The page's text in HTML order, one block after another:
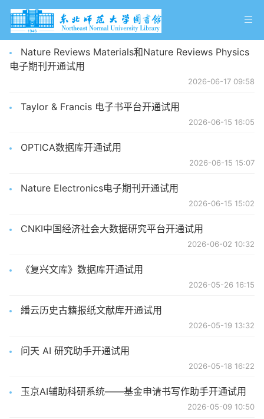
Nature Reviews Materials和Nature Reviews Physics
电子期刊开通试用
2026-06-17 09:58
Taylor & Francis 电子书平台开通试用
2026-06-15 16:05
OPTICA数据库开通试用
2026-06-15 15:07
Nature Electronics电子期刊开通试用
2026-06-15 15:02
CNKI中国经济社会大数据研究平台开通试用
2026-06-02 10:32
《复兴文库》数据库开通试用
2026-05-26 16:15
繙云历史古籍报纸文献库开通试用
2026-05-19 13:32
问天 AI 研究助手开通试用
2026-05-18 16:22
玉京AI辅助科研系统——基金申请书写作助手开通试用
2026-05-09 10:50